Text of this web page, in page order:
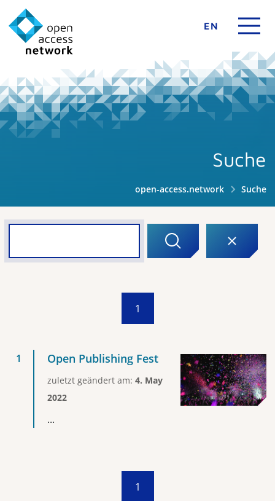
EN
Suche
open-access.network Suche
1
Open Publishing Fest
zuletzt geändert am: 4. May
2022
...
1